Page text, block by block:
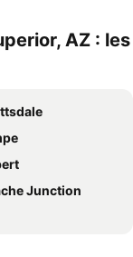
AZ : les
Junction